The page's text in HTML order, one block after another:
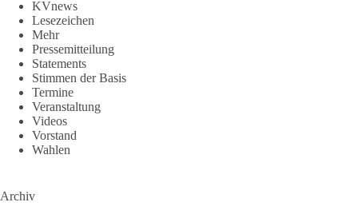
KVnews
Lesezeichen
Mehr
Pressemitteilung
Statements
Stimmen der Basis
Termine
Veranstaltung
Videos
Vorstand
Wahlen
Archiv